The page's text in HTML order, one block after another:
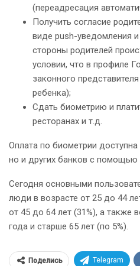
(переадресация
Получить согласие
виде push-уведомления
стороны родителей
условии, что в профиле
законного
ребенка);
Сдать биометрию и
ресторанах и т.д.
Оплата по биометрии
но и других банков с помощью
Сегодня основными
люди в возрасте от 25 до 44
от 45 до 64 лет (31%), а также
года и старше 65 лет (по 5%).
Поделись Telegram